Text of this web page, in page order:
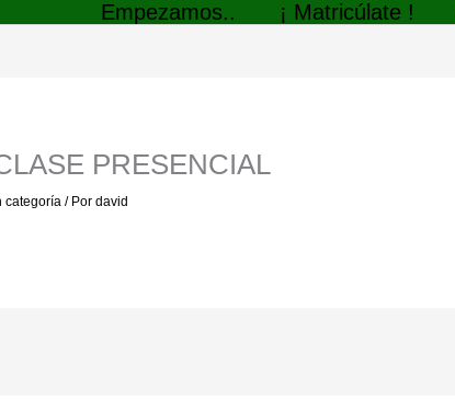
Empezamos.. ¡ Matricúlate !
PRESENCIAL
categoría / Pordavid